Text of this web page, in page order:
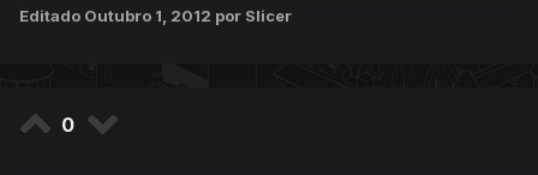
Editado Outubro 1, 2012 por Slicer
0